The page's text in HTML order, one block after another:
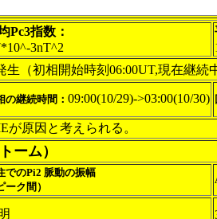
Pc3指数：
3nT^2
生（初相開始時刻06:00UT,現在継続
の継続時間： 09:00(10/29)->03:00(10/30)
が原因と考えられる。
ーム）
でのPi2 脈動の振幅
ーク間）